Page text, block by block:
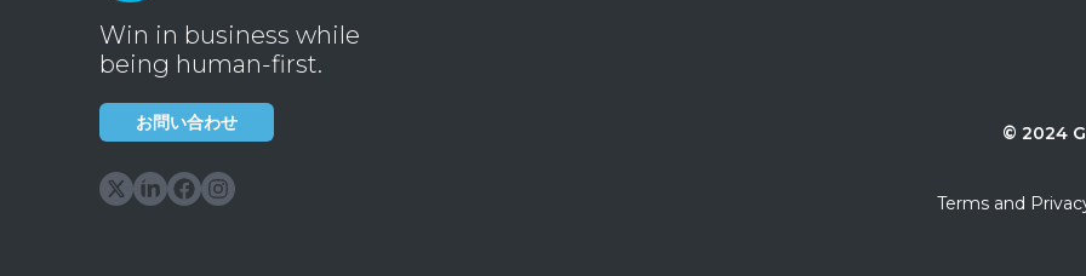
Win in business while
being human-first.
お問い合わせ © 2024
Terms and